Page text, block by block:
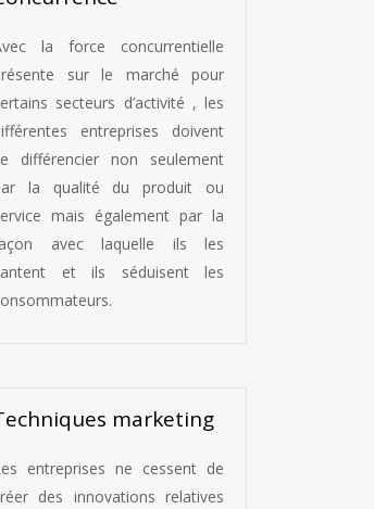
la force concurrentielle
sur le marché pour
secteurs d’activité , les
entreprises doivent
différencier non seulement
la qualité du produit ou
mais également par la
avec laquelle ils les
et ils séduisent les
marketing
entreprises ne cessent de
des innovations relatives